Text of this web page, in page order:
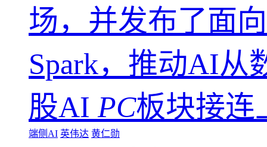
场，并发布了面
Spark，推动AI从
股AI PC板块接连
端侧AI 英伟达 黄仁勋